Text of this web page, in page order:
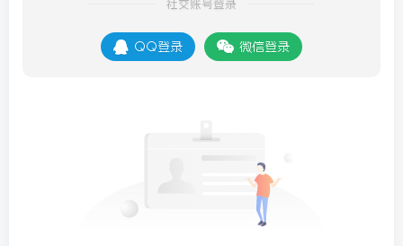
社交账号登录
QQ登录 微信登录